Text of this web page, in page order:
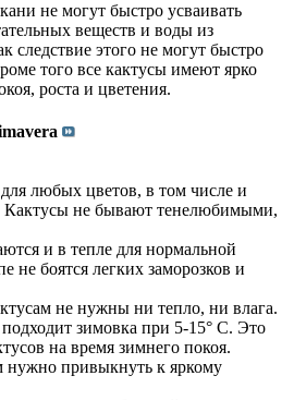
не могут быстро усваивать
веществ и воды из
следствие этого не могут быстро
того все кактусы имеют ярко
роста и цветения.
любых цветов, в том числе и
Кактусы не бывают тенелюбимыми,
и в тепле для нормальной
не боятся легких заморозков и
не нужны ни тепло, ни влага.
зимовка при 5-15° С. Это
на время зимнего покоя.
нужно привыкнуть к яркому